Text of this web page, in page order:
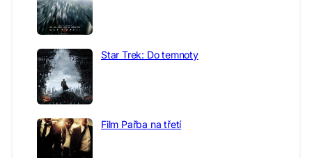
Star Trek: Do temnoty
Film Pařba na třetí